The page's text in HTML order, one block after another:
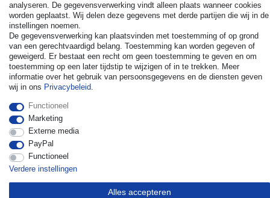
© Copyright 2026 | Alle rechten voorbehouden. - All rights
reserved. Prices incl. VAT. 19% VAT Basic prices see article detail
| * Applies to deliveries to the UK!
analyseren. De gegevensverwerking vindt alleen plaats wanneer cookies
worden geplaatst. Wij delen deze gegevens met derde partijen die wij in de
instellingen noemen.
De gegevensverwerking kan plaatsvinden met toestemming of op grond
van een gerechtvaardigd belang. Toestemming kan worden gegeven of
geweigerd. Er bestaat een recht om geen toestemming te geven en om
toestemming op een later tijdstip te wijzigen of in te trekken. Meer
informatie over het gebruik van persoonsgegevens en de diensten geven
wij in ons Privacybeleid.
Functioneel
Marketing
Externe media
PayPal
Functioneel
Verdere instellingen
Alles accepteren
Herroepingsrecht uitoefenen Contact